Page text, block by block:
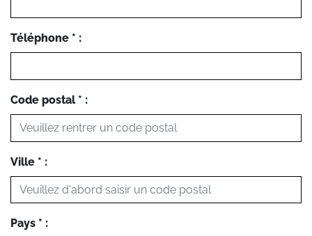
Téléphone * :
Code postal * :
Ville * :
Pays * :